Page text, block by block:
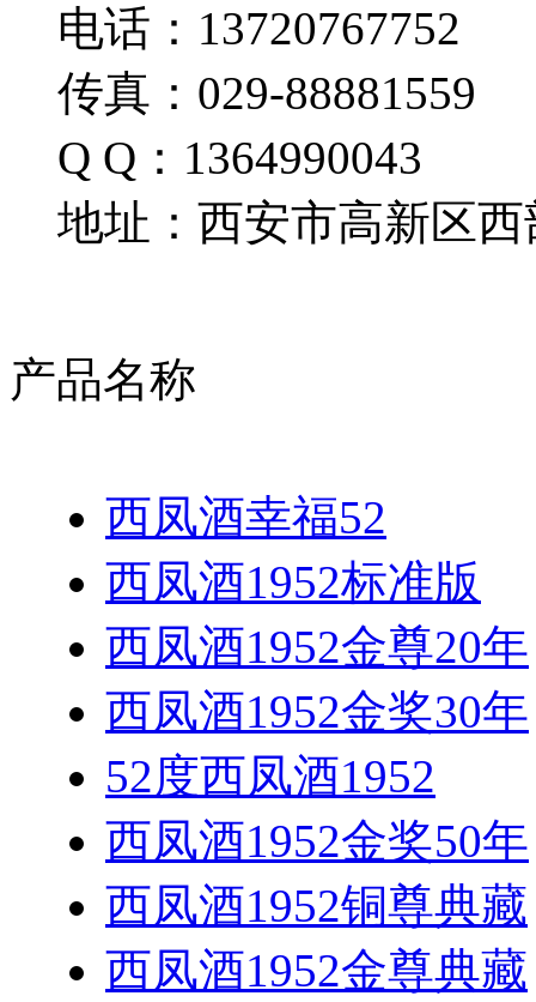
电话：13720767752
传真：029-88881559
Q Q：1364990043
地址：西安市高新区西
产品名称
西凤酒幸福52
西凤酒1952标准版
西凤酒1952金尊20年
西凤酒1952金奖30年
52度西凤酒1952
西凤酒1952金奖50年
西凤酒1952铜尊典藏
西凤酒1952金尊典藏